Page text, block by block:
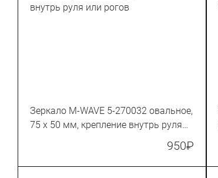
Зеркало M-WAVE 5-270032 овальное,
75 x 50 мм, крепление внутрь руля
950₽